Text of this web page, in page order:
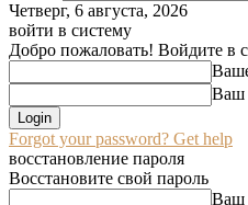
Четверг, 6 августа, 2026
войти в систему
Добро пожаловать! Войдите в
Ваш
Forgot your password? Get help
восстановление пароля
Восстановите свой пароль
Ваш